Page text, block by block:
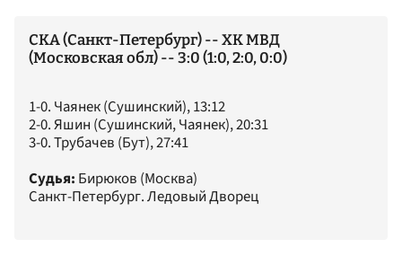
СКА (Санкт-Петербург) -- ХК МВД
(Московская обл) -- 3:0 (1:0, 2:0, 0:0)
1-0. Чаянек (Сушинский), 13:12
2-0. Яшин (Сушинский, Чаянек), 20:31
3-0. Трубачев (Бут), 27:41
Судья: Бирюков (Москва)
Санкт-Петербург. Ледовый Дворец